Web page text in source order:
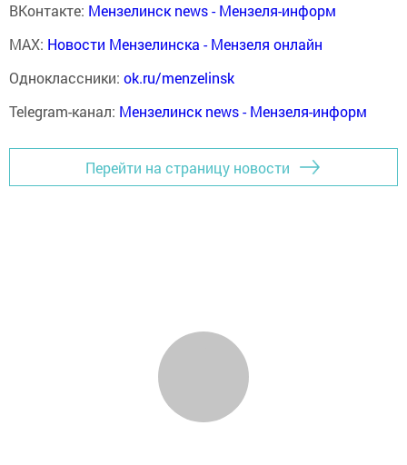
ВКонтакте: Мензелинск news - Мензеля-информ
MAX: Новости Мензелинска - Мензеля онлайн
Одноклассники: ok.ru/menzelinsk
Telegram-канал: Мензелинск news - Мензеля-информ
Перейти на страницу новости